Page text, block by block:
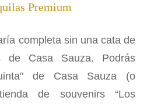
Premium
completa sin una cata de
de Casa Sauza. Podrás
de Casa Sauza (o
de souvenirs “Los